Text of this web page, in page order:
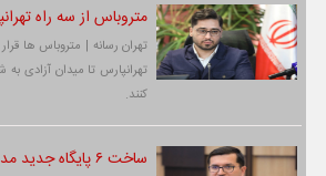
متروباس از سه راه
تهران رسانه | متروباس ها
تهرانپارس تا میدان آزادی
کنند.
ساخت ۶ پایگاه جدید مدیریت بحران در تهران